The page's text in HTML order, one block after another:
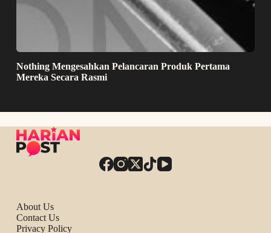
Nothing Mengesahkan Pelancaran Produk Pertama
Mereka Secara Rasmi
About Us
Contact Us
Privacy Policy